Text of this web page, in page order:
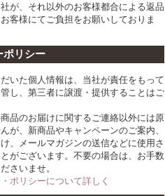
が、それ以外のお客様都合による返品
客様にてご負担をお願いしておりま
ポリシー
いた個人情報は、当社が責任をもって
し、第三者に譲渡・提供することはご
品のお届けに関するご連絡以外には原
が、新商品やキャンペーンのご案内、
、メールマガジンの送信などに使用さ
がございます。不要の場合は、お手数
さいませ。
ポリシーについて詳しく